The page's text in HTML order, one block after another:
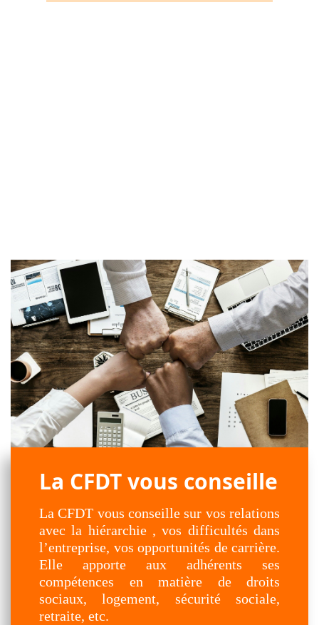
La CFDT vous conseille
La CFDT vous conseille sur vos relations
avec la hiérarchie , vos difficultés dans
l’entreprise, vos opportunités de carrière.
Elle apporte aux adhérents ses
compétences en matière de droits
sociaux, logement, sécurité sociale,
retraite, etc.